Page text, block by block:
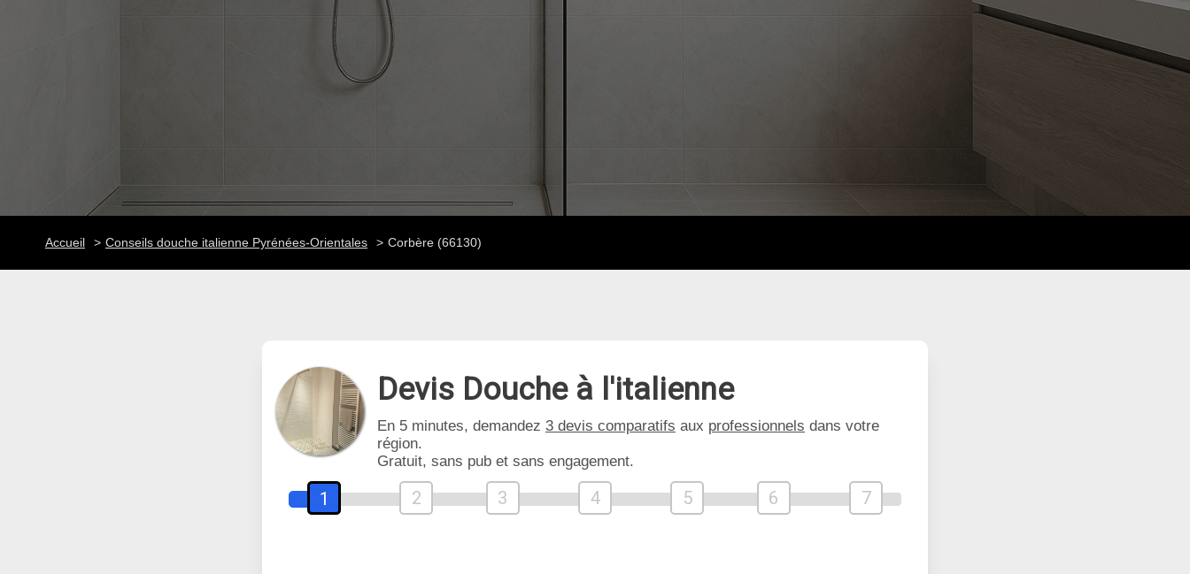
Accueil Conseils douche italienne Pyrénées-Orientales Corbère (66130)
Devis Douche à l'italienne
En 5 minutes, demandez 3 devis comparatifs aux professionnels dans votre
région.
Gratuit, sans pub et sans engagement.
1 2 3 4 5 6 7